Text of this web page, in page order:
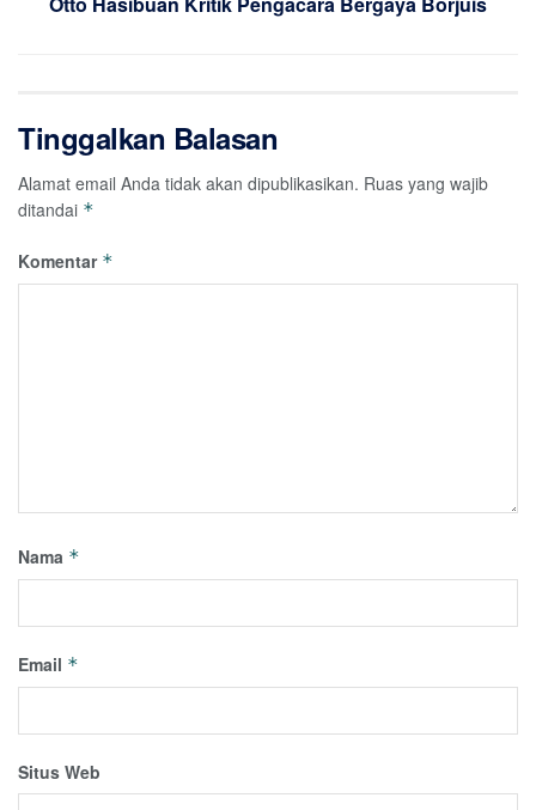
Tinggalkan Balasan
Alamat email Anda tidak akan dipublikasikan. Ruas yang wajib
ditandai *
Komentar *
Nama *
Email *
Situs Web